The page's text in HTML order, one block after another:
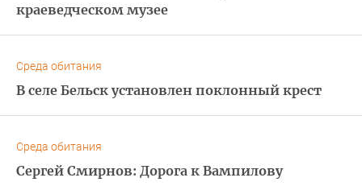
краеведческом музее
Среда обитания
В селе Бельск установлен поклонный крест
Среда обитания
Сергей Смирнов: Дорога к Вампилову